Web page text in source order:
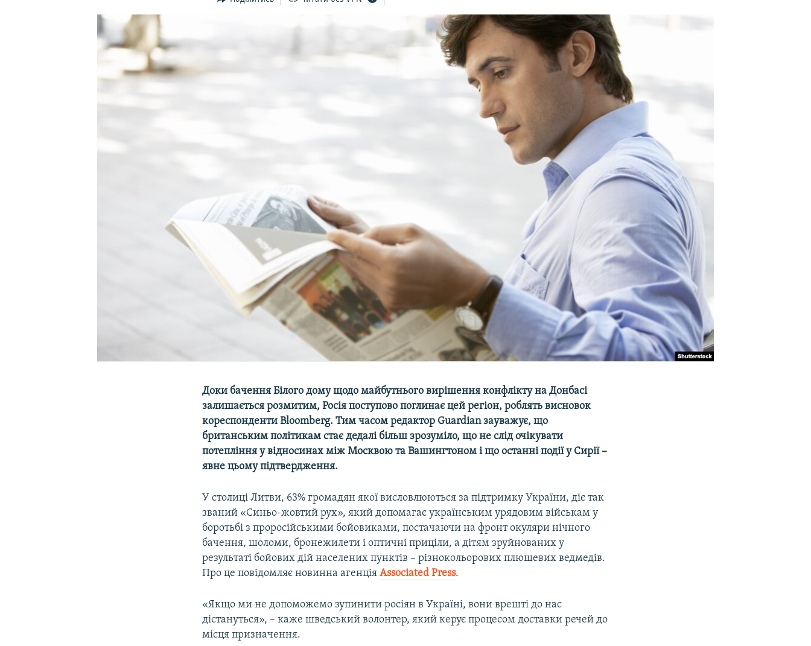
УКРАЇНСЬКА ПРОБЛЕМА КРИМУ
Доки бачення Білого дому щодо майбутнього вирішення конфлікту на Донбасі
залишається розмитим, Росія поступово поглинає цей регіон, роблять висновок
кореспонденти Bloomberg. Тим часом редактор Guardian зауважує, що
британським політикам стає дедалі більш зрозуміло, що не слід очікувати
потепління у відносинах між Москвою та Вашингтоном і що останні події у Сирії –
явне цьому підтвердження.
У столиці Литви, 63% громадян якої висловлюються за підтримку України, діє так
званий «Синьо-жовтий рух», який допомагає українським урядовим військам у
боротьбі з проросійськими бойовиками, постачаючи на фронт окуляри нічного
бачення, шоломи, бронежилети і оптичні приціли, а дітям зруйнованих у
результаті бойових дій населених пунктів – різнокольорових плюшевих ведмедів.
Про це повідомляє новинна агенціяAssociated Press.
«Якщо ми не допоможемо зупинити росіян в Україні, вони врешті до нас
дістануться», – каже шведський волонтер, який керує процесом доставки речей до
місця призначення.